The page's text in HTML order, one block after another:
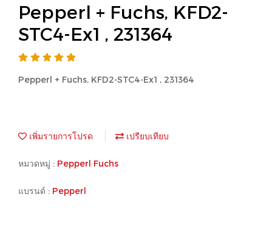
Pepperl + Fuchs, KFD2-
STC4-Ex1 , 231364
Pepperl + Fuchs, KFD2-STC4-Ex1 , 231364
เพิ่มรายการโปรด เปรียบเทียบ
หมวดหมู่ : Pepperl Fuchs
แบรนด์ : Pepperl